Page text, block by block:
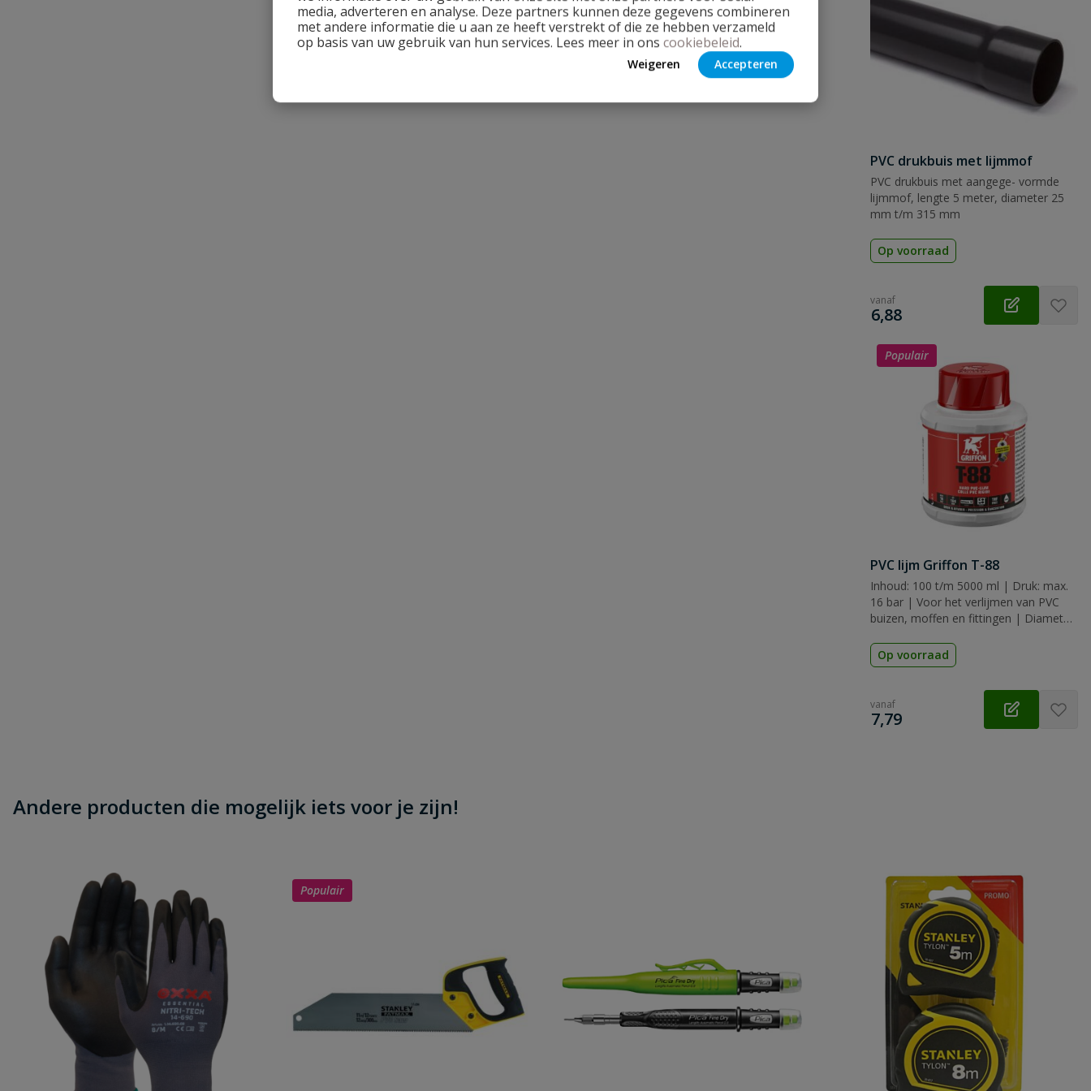
media, adverteren en analyse. Deze partners kunnen deze gegevens combineren
met andere informatie die u aan ze heeft verstrekt of die ze hebben verzameld
op basis van uw gebruik van hun services. Lees meer in ons cookiebeleid.
Weigeren Accepteren
Griffon cleaner reiniging & ontvettingsmiddel
PVC drukbuis met lijmmof
PVC drukbuis met aangege- vormde
lijmmof, lengte 5 meter, diameter 25
mm t/m 315 mm
Op voorraad
vanaf
€
6,88
Populair
PVC lijm Griffon T-88
Inhoud: 100 t/m 5000 ml | Druk: max.
16 bar | Voor het verlijmen van PVC
buizen, moffen en fittingen | Diameter:
& ACS
Op voorraad
vanaf
€
7,79
Andere producten die mogelijk iets voor je zijn!
Populair